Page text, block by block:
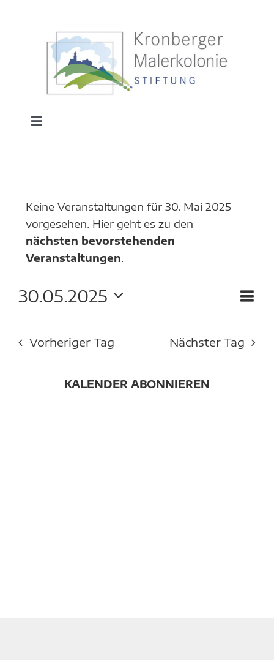
Toggle
KUNSTSCHULE
SUCHE
NACH:
VERANSTALTUNGEN
FÜR
30.
MAI
2025
Hinweis
Keine Veranstaltungen für 30. Mai 2025
vorgesehen. Hier geht es zu den
nächsten bevorstehenden
Veranstaltungen.
Tag
30.05.2025
Datum
Vorheriger Tag Nächster Tag
KALENDER ABONNIEREN